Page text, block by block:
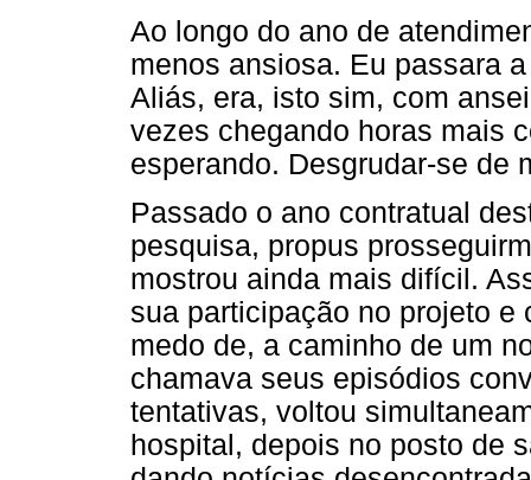
Ao longo do ano de
menos ansiosa. Eu passara
Aliás, era, isto sim, com
vezes chegando horas mais
esperando. Desgrudar-se de
Passado o ano contratual
pesquisa, propus
mostrou ainda mais difícil.
sua participação no projeto e
medo de, a caminho de um
chamava seus episódios
tentativas, voltou
hospital, depois no posto de